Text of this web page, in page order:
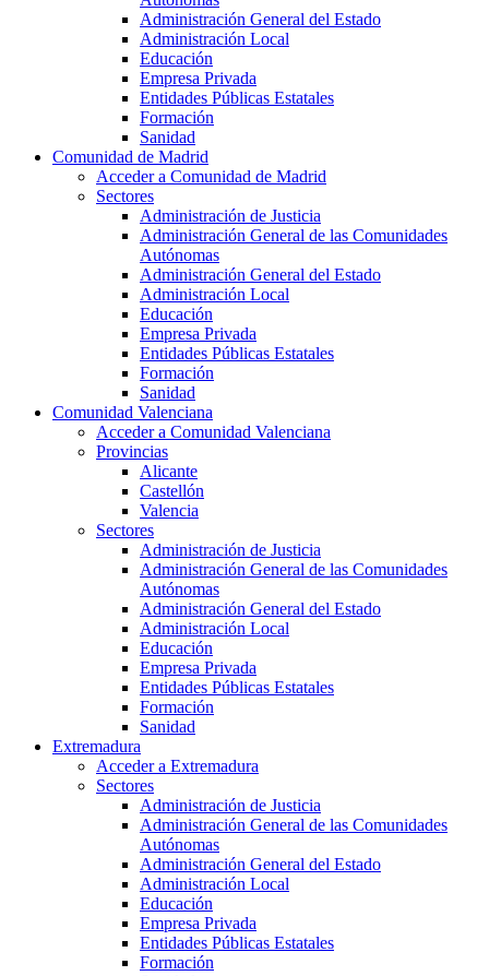
Administración General del Estado
Administración Local
Educación
Empresa Privada
Entidades Públicas Estatales
Formación
Sanidad
Comunidad de Madrid
Acceder a Comunidad de Madrid
Sectores
Administración de Justicia
Administración General de las Comunidades
Autónomas
Administración General del Estado
Administración Local
Educación
Empresa Privada
Entidades Públicas Estatales
Formación
Sanidad
Comunidad Valenciana
Acceder a Comunidad Valenciana
Provincias
Alicante
Castellón
Valencia
Sectores
Administración de Justicia
Administración General de las Comunidades
Autónomas
Administración General del Estado
Administración Local
Educación
Empresa Privada
Entidades Públicas Estatales
Formación
Sanidad
Extremadura
Acceder a Extremadura
Sectores
Administración de Justicia
Administración General de las Comunidades
Autónomas
Administración General del Estado
Administración Local
Educación
Empresa Privada
Entidades Públicas Estatales
Formación